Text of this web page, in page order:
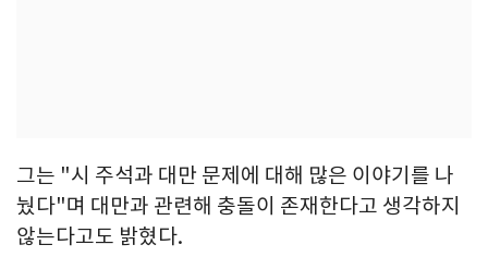
그는 "시 주석과 대만 문제에 대해 많은 이야기를 나
눴다"며 대만과 관련해 충돌이 존재한다고 생각하지
않는다고도 밝혔다.